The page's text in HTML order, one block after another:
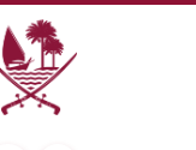
Qatar